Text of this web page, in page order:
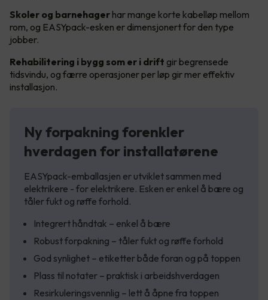
Skoler og barnehager har mange korte kabelløp mellom
rom, og EASYpack-esken er dimensjonert for den type
jobber.
Rehabilitering i bygg som er i drift gir begrensede
tidsvindu, og færre operasjoner per løp gir mer effektiv
installasjon.
Ny forpakning forenkler
hverdagen for installatørene
EASYpack-emballasjen er utviklet sammen med
elektrikere - for elektrikere. Esken er enkel å bære og
tåler fukt og røffe forhold.
Integrert håndtak – enkel å bære
Robust forpakning – tåler fukt og røffe forhold
God synlighet – etiketter både foran og på toppen
Plass til notater – praktisk i arbeidshverdagen
Resirkuleringsvennlig – lett å åpne fra toppen